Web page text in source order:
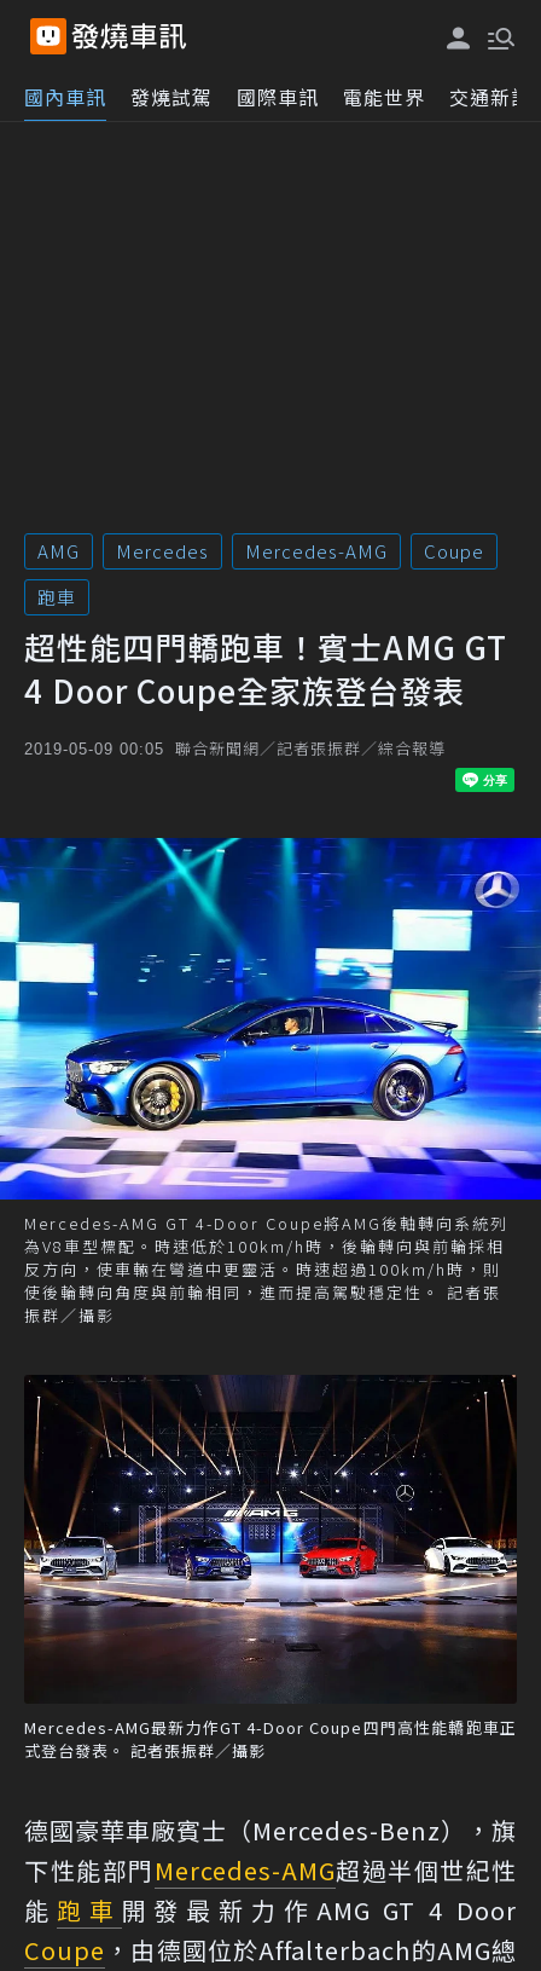
國內車訊 發燒試駕 國際車訊 電能世界 交通新訊
AMG Mercedes Mercedes-AMG
Coupe
跑車
超性能四門轎跑車！賓士AMG GT
4 Door Coupe全家族登台發表
2019-05-09 00:05 聯合新聞網／記者張振群／綜合報導
Mercedes-AMG GT 4-Door Coupe將AMG後軸轉向系統列
為V8車型標配。時速低於100km/h時，後輪轉向與前輪採相
反方向，使車輛在彎道中更靈活。時速超過100km/h時，則
使後輪轉向角度與前輪相同，進而提高駕駛穩定性。 記者張
振群／攝影
Mercedes-AMG最新力作GT 4-Door Coupe四門高性能轎跑車正
式登台發表。 記者張振群／攝影
德國豪華車廠賓士（Mercedes-Benz），旗
下性能部門 Mercedes-AMG超過半個世紀性
能 跑車 開發最新力作AMG GT 4 Door
Coupe ，由德國位於Affalterbach的AMG總